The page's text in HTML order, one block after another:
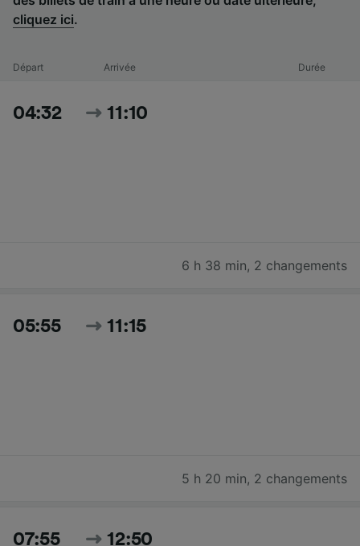
cliquez ici.
Départ Arrivée Durée
04:32 11:10
6 h 38 min, 2 changements
05:55 11:15
5 h 20 min, 2 changements
07:55 12:50